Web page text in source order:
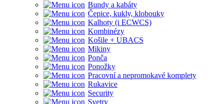
Bundy a kabáty
Čepice, kukly, klobouky
Kalhoty (i ECWCS)
Kombinézy
Košile + UBACS
Mikiny
Ponča
Ponožky
Pracovní a nepromokavé komplety
Rukavice
Security
Svetry